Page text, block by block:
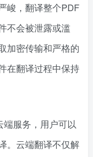
峻，翻译整个PDF
不会被泄露或滥
加密传输和严格的
在翻译过程中保持
服务，用户可以
。云端翻译不仅解